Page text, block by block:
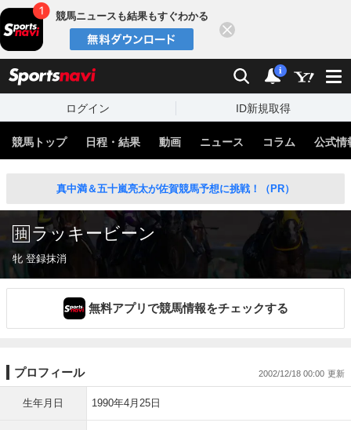
競馬ニュースも結果もすぐわかる
検索 通知
i
ログイン ID新規取得
競馬トップ 日程・結果 動画 ニュース コラム 公式情
真中満＆五十嵐亮太が佐賀競馬予想に挑戦！（PR）
ラッキービーン
牝 登録抹消
無料アプリで競馬情報をチェックする
プロフィール 2002/12/18 00:00
生年月日 1990年4月25日